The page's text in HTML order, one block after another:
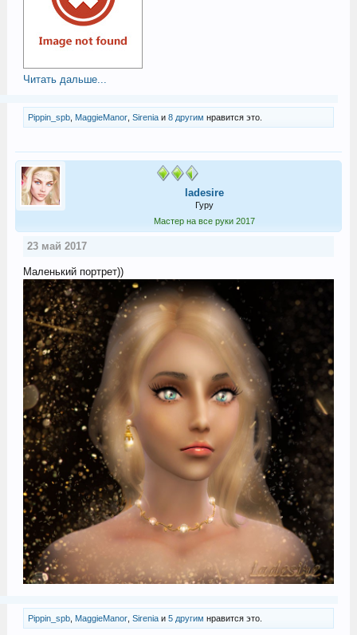
Читать дальше...
Pippin_spb, MaggieManor, Sireniaи 8 другим нравится это.
ladesire
Гуру
Мастер на все руки 2017
23 май 2017
Маленький портрет))
Pippin_spb, MaggieManor, Sireniaи 5 другим нравится это.